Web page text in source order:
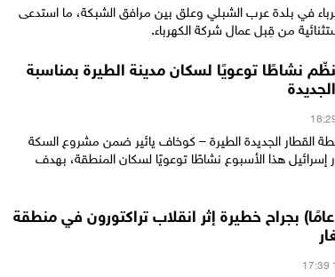
في بلدة عرب الشبلي وعلق بين مرافق الشبكة، ما استدعى
من قِبل عمال شركة الكهرباء.
نشاطًا توعويًا لسكان مدينة الطيرة بمناسبة
القطار الجديدة الطيرة – كوخاف يائير ضمن مشروع السكة
إسرائيل هذا الأسبوع نشاطًا توعويًا لسكان المنطقة، بهدف
إصابة رجل (75 عامًا) بجراح خطيرة إثر انقلاب تراكتورون في منطقة